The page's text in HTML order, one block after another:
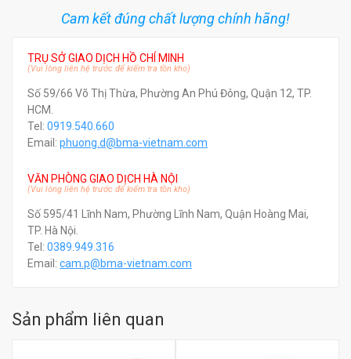
Cam kết đúng chất lượng chính hãng!
TRỤ SỞ GIAO DỊCH HỒ CHÍ MINH
(Vui lòng liên hệ trước để kiểm tra tồn kho)
Số 59/66 Võ Thị Thừa, Phường An Phú Đông, Quận 12, TP.
HCM.
Tel: 0919.540.660
Email: phuong.d@bma-vietnam.com
VĂN PHÒNG GIAO DỊCH HÀ NỘI
(Vui lòng liên hệ trước để kiểm tra tồn kho)
Số 595/41 Lĩnh Nam, Phường Lĩnh Nam, Quận Hoàng Mai,
TP. Hà Nội.
Tel: 0389.949.316
Email: cam.p@bma-vietnam.com
Sản phẩm liên quan